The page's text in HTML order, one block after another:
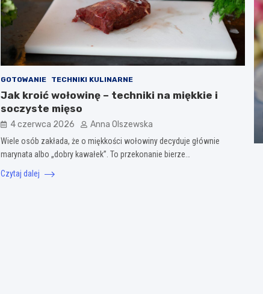
GOTOWANIE TECHNIKI KULINARNE
Jak kroić wołowinę – techniki na miękkie i
soczyste mięso
4 czerwca 2026 Anna Olszewska
Wiele osób zakłada, że o miękkości wołowiny decyduje głównie
marynata albo „dobry kawałek”. To przekonanie bierze…
Czytaj dalej